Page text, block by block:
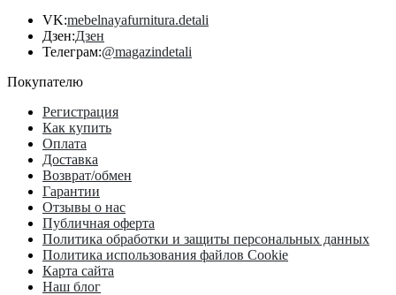
VK:mebelnayafurnitura.detali
Дзен:Дзен
Телеграм:@magazindetali
Покупателю
Регистрация
Как купить
Оплата
Доставка
Возврат/обмен
Гарантии
Отзывы о нас
Публичная оферта
Политика обработки и защиты персональных данных
Политика использования файлов Cookie
Карта сайта
Наш блог